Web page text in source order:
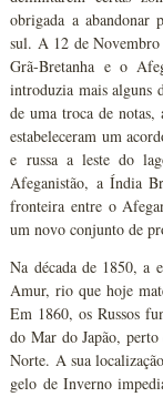
obrigada a abandonar
sul. A 12 de
Grã-Bretanha e o
introduzia mais alguns
de uma troca de
estabeleceram um
e russa a leste do
Afeganistão, a Índia
fronteira entre o
um novo conjunto de
Na década de 1850, a
Amur, rio que hoje
Em 1860, os Russos
do Mar do Japão,
Norte. A sua
gelo de Inverno